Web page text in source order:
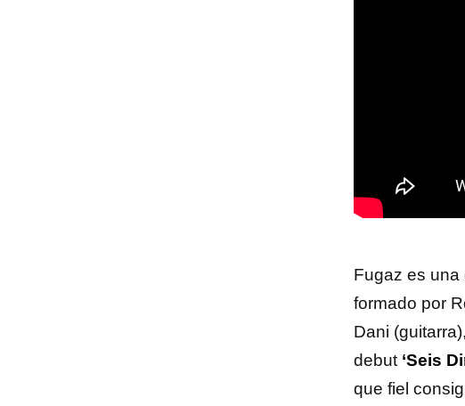
Fugaz es una
formado por
Dani
debut ‘Seis
que fiel